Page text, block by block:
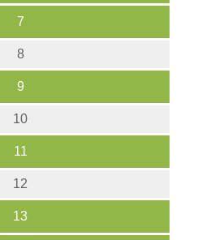
7
8
9
10
11
12
13